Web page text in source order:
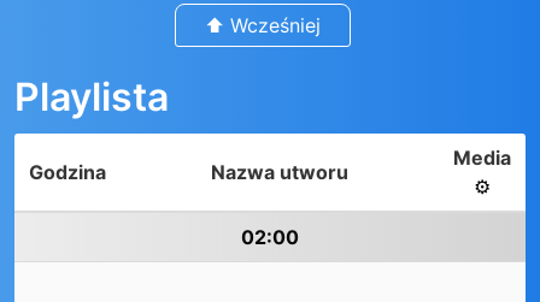
⬆️ Wcześniej
Playlista
Godzina Nazwa utworu
Media
⚙️
02:00